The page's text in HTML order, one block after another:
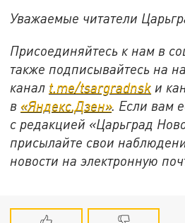
Уважаемые читатели
Присоединяйтесь к нам в
также подписывайтесь на
канал t.me/tsargradnsk и
в «Яндекс.Дзен». Если вам
с редакцией «Царьград
присылайте свои
новости на электронную